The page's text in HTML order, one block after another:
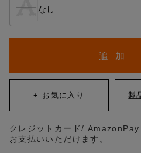
なし
追 加
クレジットカード/
お支払いいただけます。